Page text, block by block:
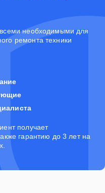
необходимыми для
ремонта техники
получает
гарантию до 3 лет на